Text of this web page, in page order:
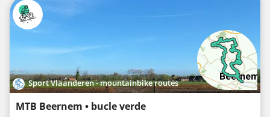
Sport Vlaanderen - mountainbike routes
MTB Beernem • bucle verde